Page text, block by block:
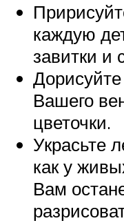
каждую
завитки и
Вашего
цветочки.
Украсьте
как у
Вам